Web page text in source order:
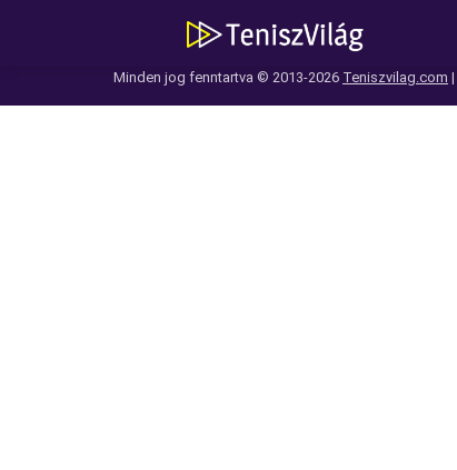
Minden jog fenntartva © 2013-2026 Teniszvilag.com |